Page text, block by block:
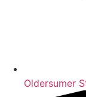
Oldersumer